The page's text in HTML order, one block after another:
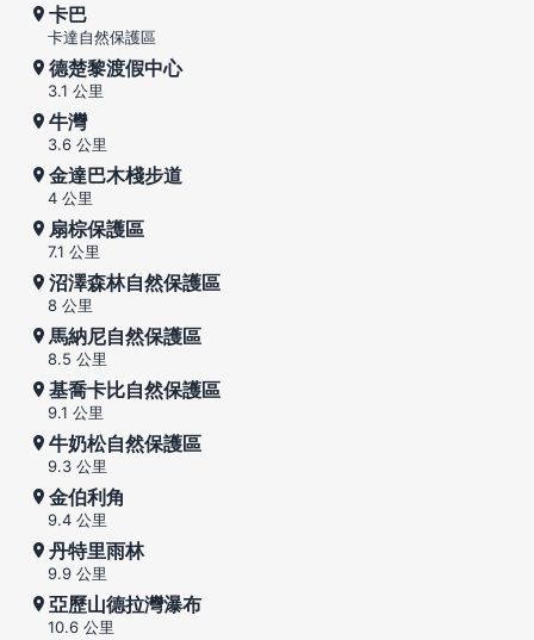
卡巴
卡達自然保護區
德楚黎渡假中心
3.1 公里
牛灣
3.6 公里
金達巴木棧步道
4 公里
扇棕保護區
7.1 公里
沼澤森林自然保護區
8 公里
馬納尼自然保護區
8.5 公里
基喬卡比自然保護區
9.1 公里
牛奶松自然保護區
9.3 公里
金伯利角
9.4 公里
丹特里雨林
9.9 公里
亞歷山德拉灣瀑布
10.6 公里